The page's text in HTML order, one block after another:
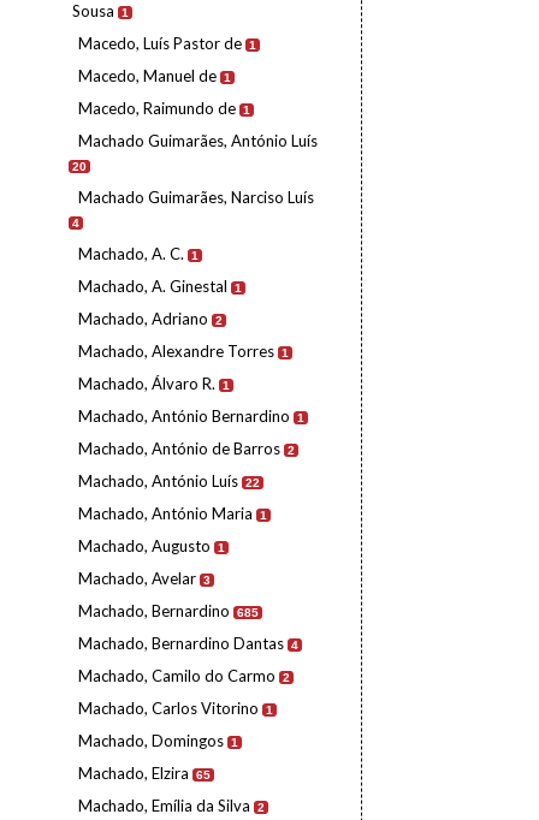
Sousa
1
Macedo, Luís Pastor de 1
Macedo, Manuel de 1
Macedo, Raimundo de 1
Machado Guimarães, António Luís
20
Machado Guimarães, Narciso Luís
4
Machado, A. C. 1
Machado, A. Ginestal 1
Machado, Adriano 2
Machado, Alexandre Torres 1
Machado, Álvaro R. 1
Machado, António Bernardino 1
Machado, António de Barros 2
Machado, António Luís 22
Machado, António Maria 1
Machado, Augusto 1
Machado, Avelar 3
Machado, Bernardino 685
Machado, Bernardino Dantas 4
Machado, Camilo do Carmo 2
Machado, Carlos Vitorino 1
Machado, Domingos 1
Machado, Elzira 65
Machado, Emília da Silva 2